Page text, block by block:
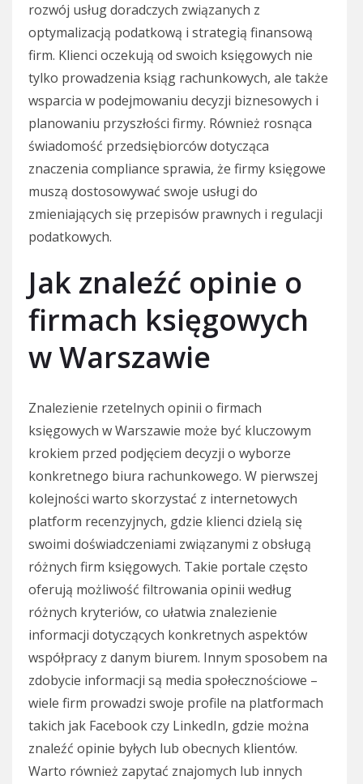
rozwój usług doradczych związanych z
optymalizacją podatkową i strategią finansową
firm. Klienci oczekują od swoich księgowych nie
tylko prowadzenia ksiąg rachunkowych, ale także
wsparcia w podejmowaniu decyzji biznesowych i
planowaniu przyszłości firmy. Również rosnąca
świadomość przedsiębiorców dotycząca
znaczenia compliance sprawia, że firmy księgowe
muszą dostosowywać swoje usługi do
zmieniających się przepisów prawnych i regulacji
podatkowych.
Jak znaleźć opinie o
firmach księgowych
w Warszawie
Znalezienie rzetelnych opinii o firmach
księgowych w Warszawie może być kluczowym
krokiem przed podjęciem decyzji o wyborze
konkretnego biura rachunkowego. W pierwszej
kolejności warto skorzystać z internetowych
platform recenzyjnych, gdzie klienci dzielą się
swoimi doświadczeniami związanymi z obsługą
różnych firm księgowych. Takie portale często
oferują możliwość filtrowania opinii według
różnych kryteriów, co ułatwia znalezienie
informacji dotyczących konkretnych aspektów
współpracy z danym biurem. Innym sposobem na
zdobycie informacji są media społecznościowe –
wiele firm prowadzi swoje profile na platformach
takich jak Facebook czy LinkedIn, gdzie można
znaleźć opinie byłych lub obecnych klientów.
Warto również zapytać znajomych lub innych